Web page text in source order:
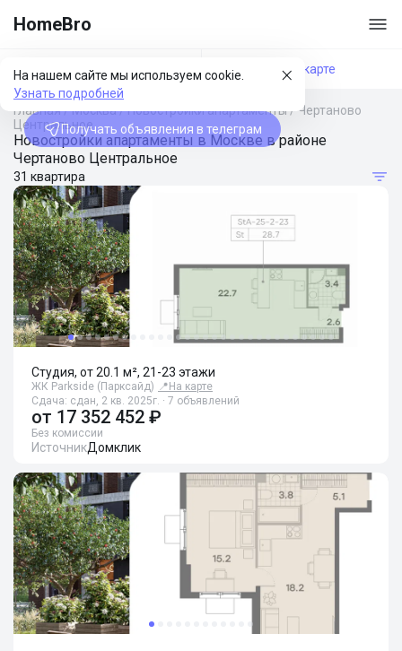
HomeBro
На нашем сайте мы используем cookie.
Узнать подробней
Получать объявления в телеграм
Фильтры На карте
Главная/Москва/Новостройки апартаменты/ Чертаново
Центральное
Новостройки апартаменты в Москве в районе
Чертаново Центральное
31 квартира
Студия, от 20.1 м², 21-23 этажи
ЖК Parkside (Парксайд) 📍 На карте
Сдача: сдан, 2 кв. 2025г. · 7 объявлений
от 17 352 452 ₽
Без комиссии
ИсточникДомклик